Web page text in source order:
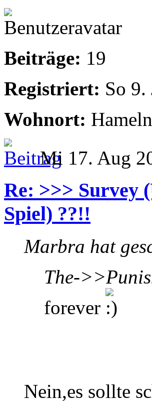
Beiträge: 19
Registriert: So 9.
Wohnort: Hameln
Mi 17. Aug
Re: >>> Survey
Spiel) ??!!
Marbra hat
The-
forever
Nein,es sollte